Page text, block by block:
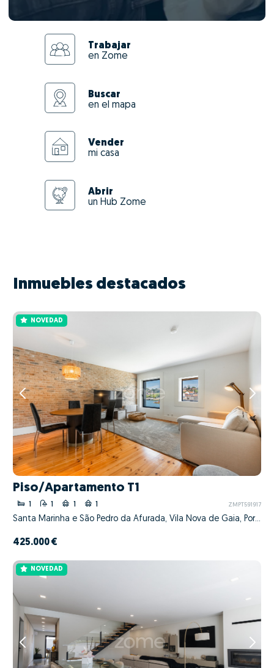
Trabajar
en Zome
Buscar
en el mapa
Vender
mi casa
Abrir
un Hub Zome
Inmuebles destacados
NOVEDAD
Piso/Apartamento T1
1 1 1 1 ZMPT591917
Santa Marinha e São Pedro da Afurada, Vila Nova de Gaia, Porto
425.000 €
NOVEDAD